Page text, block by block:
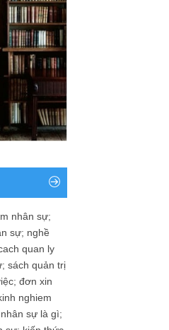
nhân sự;
sự; nghề
quan ly
; sách quản trị
; đơn xin
nghiem
sự là gì;